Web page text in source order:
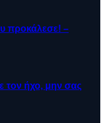
προκάλεσε! –
τον ήχο, μην σας